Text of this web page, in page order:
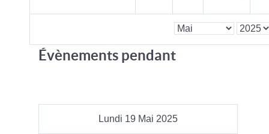
Évènements pendant
Lundi 19 Mai 2025